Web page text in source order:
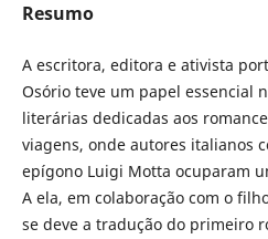
Resumo
A escritora, editora e ativista
Osório teve um papel essencial
literárias dedicadas aos
viagens, onde autores italianos
epígono Luigi Motta ocuparam
A ela, em colaboração com o
se deve a tradução do primeiro